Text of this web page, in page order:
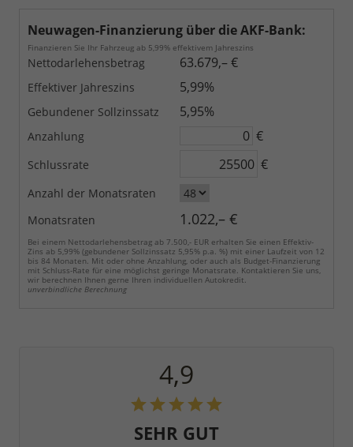
Neuwagen-Finanzierung über die AKF-Bank:
Finanzieren Sie Ihr Fahrzeug ab 5,99% effektivem Jahreszins
Nettodarlehensbetrag 63.679,– €
Effektiver Jahreszins 5,99%
Gebundener Sollzinssatz 5,95%
Anzahlung €
Schlussrate €
Anzahl der Monatsraten
Monatsraten
1.022,– €
Bei einem Nettodarlehensbetrag ab 7.500,- EUR erhalten Sie einen Effektiv-
Zins ab 5,99% (gebundener Sollzinssatz 5,95% p.a. %) mit einer Laufzeit von 12
bis 84 Monaten. Mit oder ohne Anzahlung, oder auch als Budget-Finanzierung
mit Schluss-Rate für eine möglichst geringe Monatsrate. Kontaktieren Sie uns,
wir berechnen Ihnen gerne Ihren individuellen Autokredit.
unverbindliche Berechnung
4,9
SEHR GUT